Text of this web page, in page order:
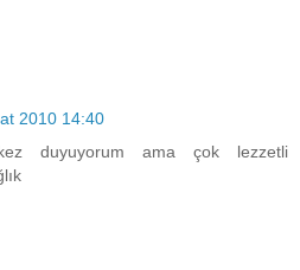
2010 14:40
duyuyorum ama çok lezzetli